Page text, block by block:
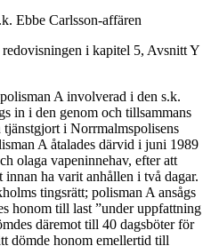
Ebbe Carlsson-affären
i kapitel 5, Avsnitt Y
A involverad i den s.k.
in i den genom och tillsammans
i Norrmalmspolisens
A åtalades därvid i juni 1989
olaga vapeninnehav, efter att
ha varit anhållen i två dagar.
tingsrätt; polisman A ansågs
honom till last ”under uppfattning
däremot till 40 dagsböter för
dömde honom emellertid till